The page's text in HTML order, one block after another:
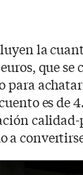
la
que
para
es de
calidad-
a